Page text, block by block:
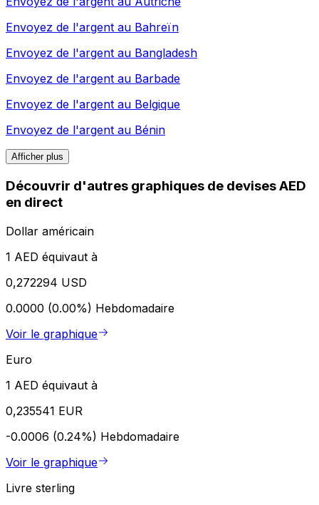
Envoyez de l'argent au Bahreïn
Envoyez de l'argent au Bangladesh
Envoyez de l'argent au Barbade
Envoyez de l'argent au Belgique
Envoyez de l'argent au Bénin
Afficher plus
Découvrir d'autres graphiques de devises AED
en direct
Dollar américain
1 AED équivaut à
0,272294 USD
0.0000 (0.00%) Hebdomadaire
Voir le graphique
Euro
1 AED équivaut à
0,235541 EUR
-0.0006 (0.24%) Hebdomadaire
Voir le graphique
Livre sterling